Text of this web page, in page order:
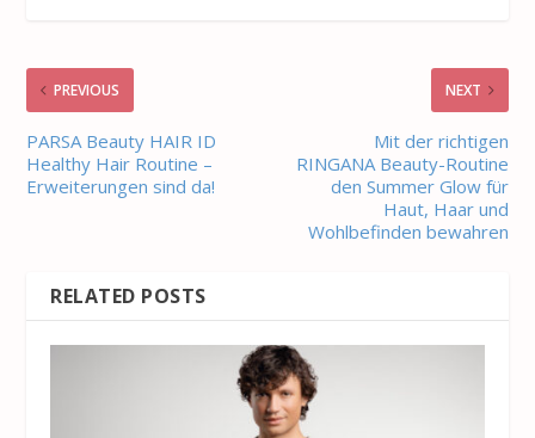
PREVIOUS
PARSA Beauty HAIR ID
Healthy Hair Routine –
Erweiterungen sind da!
NEXT
Mit der richtigen
RINGANA Beauty-Routine
den Summer Glow für
Haut, Haar und
Wohlbefinden bewahren
RELATED POSTS